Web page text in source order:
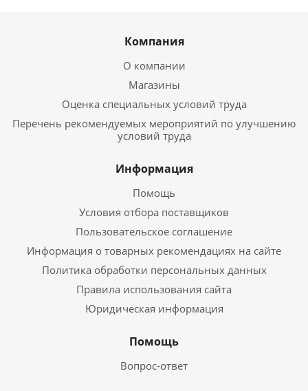
Компания
О компании
Магазины
Оценка специальных условий труда
Перечень рекомендуемых мероприятий по улучшению
условий труда
Информация
Помощь
Условия отбора поставщиков
Пользовательское соглашение
Информация о товарных рекомендациях на сайте
Политика обработки персональных данных
Правила использования сайта
Юридическая информация
Помощь
Вопрос-ответ